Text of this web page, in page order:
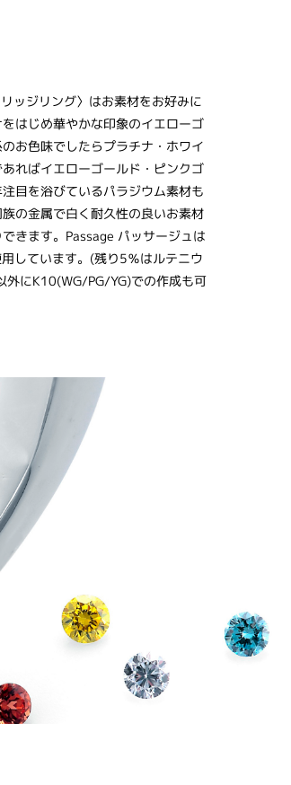
ッジリング〉はお素材をお好みに
はじめ華やかな印象のイエローゴ
お色味でしたらプラチナ・ホワイ
ればイエローゴールド・ピンクゴ
目を浴びているパラジウム素材も
の金属で白く耐久性の良いお素材
きます。Passage パッサージュは
しています。(残り5％はルテニウ
外にK10(WG/PG/YG)での作成も可